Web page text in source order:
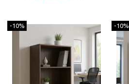
-10% -10%